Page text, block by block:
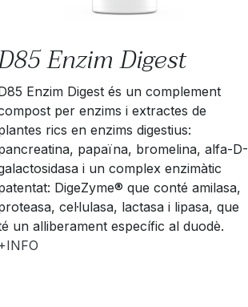
Enzim Digest
Enzim Digest és un complement
per enzims i extractes de
rics en enzims digestius:
papaïna, bromelina, alfa-D-
i un complex enzimàtic
DigeZyme® que conté amilasa,
cel·lulasa, lactasa i lipasa, que
un alliberament específic al duodè.